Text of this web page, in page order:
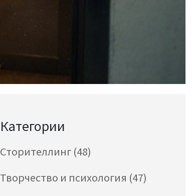
Категории
Сторителлинг (48)
Творчество и психология (47)